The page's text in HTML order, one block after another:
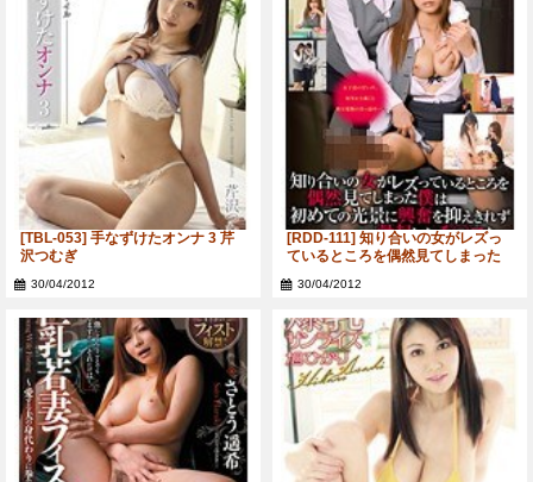
[TBL-053] 手なずけたオンナ 3 芹
沢つむぎ
30/04/2012
[RDD-111] 知り合いの女がレズっ
ているところを偶然見てしまった
れず勃起したチ○コを…
30/04/2012